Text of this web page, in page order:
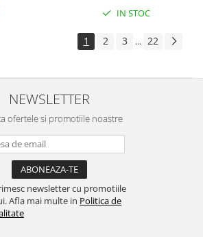
IN STOC
1 2 3 ... 22
NEWSLETTER
ofertele si promotiile noastre
newsletter cu promotiile
Afla mai multe in Politica de